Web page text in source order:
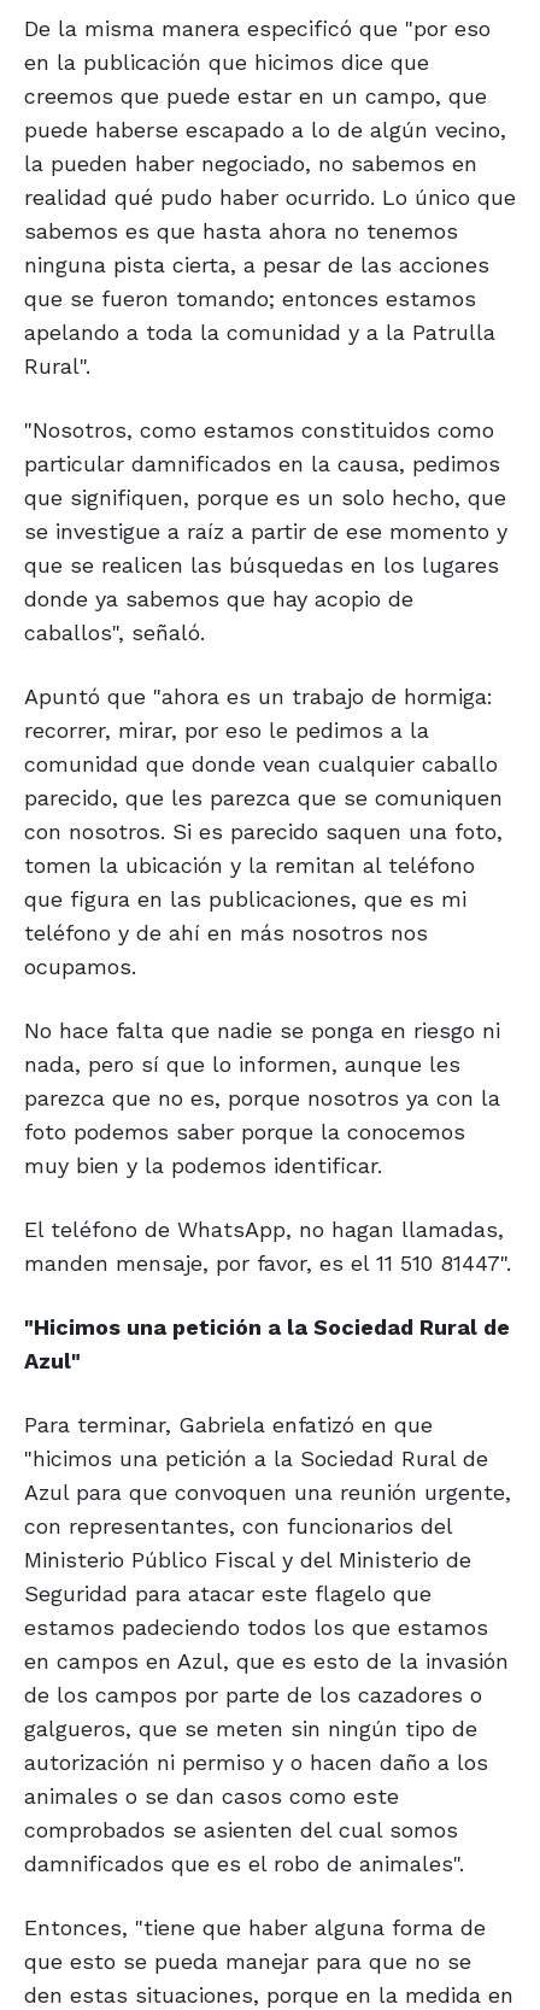
De la misma manera especificó que "por eso
en la publicación que hicimos dice que
creemos que puede estar en un campo, que
puede haberse escapado a lo de algún vecino,
la pueden haber negociado, no sabemos en
realidad qué pudo haber ocurrido. Lo único que
sabemos es que hasta ahora no tenemos
ninguna pista cierta, a pesar de las acciones
que se fueron tomando; entonces estamos
apelando a toda la comunidad y a la Patrulla
Rural".
"Nosotros, como estamos constituidos como
particular damnificados en la causa, pedimos
que signifiquen, porque es un solo hecho, que
se investigue a raíz a partir de ese momento y
que se realicen las búsquedas en los lugares
donde ya sabemos que hay acopio de
caballos", señaló.
Apuntó que "ahora es un trabajo de hormiga:
recorrer, mirar, por eso le pedimos a la
comunidad que donde vean cualquier caballo
parecido, que les parezca que se comuniquen
con nosotros. Si es parecido saquen una foto,
tomen la ubicación y la remitan al teléfono
que figura en las publicaciones, que es mi
teléfono y de ahí en más nosotros nos
ocupamos.
No hace falta que nadie se ponga en riesgo ni
nada, pero sí que lo informen, aunque les
parezca que no es, porque nosotros ya con la
foto podemos saber porque la conocemos
muy bien y la podemos identificar.
El teléfono de WhatsApp, no hagan llamadas,
manden mensaje, por favor, es el 11 510 81447".
"Hicimos una petición a la Sociedad Rural de
Azul"
Para terminar, Gabriela enfatizó en que
"hicimos una petición a la Sociedad Rural de
Azul para que convoquen una reunión urgente,
con representantes, con funcionarios del
Ministerio Público Fiscal y del Ministerio de
Seguridad para atacar este flagelo que
estamos padeciendo todos los que estamos
en campos en Azul, que es esto de la invasión
de los campos por parte de los cazadores o
galgueros, que se meten sin ningún tipo de
autorización ni permiso y o hacen daño a los
animales o se dan casos como este
comprobados se asienten del cual somos
damnificados que es el robo de animales".
Entonces, "tiene que haber alguna forma de
que esto se pueda manejar para que no se
den estas situaciones, porque en la medida en